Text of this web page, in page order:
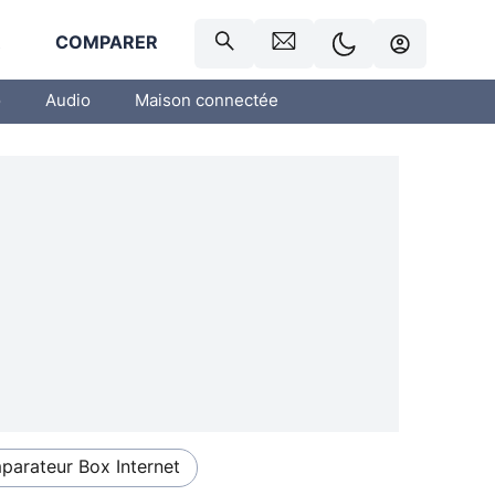
COMPARER
Audio Maison connectée
Box Internet